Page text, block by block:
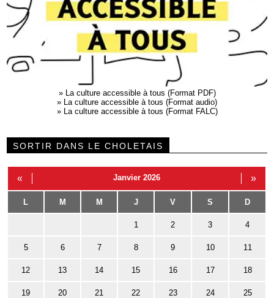
» La culture accessible à tous (Format PDF)
» La culture accessible à tous (Format audio)
» La culture accessible à tous (Format FALC)
SORTIR DANS LE CHOLETAIS
« Janvier 2026 »
L M M J V S D
1 2 3 4
5 6 7 8 9 10 11
12 13 14 15 16 17 18
19 20 21 22 23 24 25